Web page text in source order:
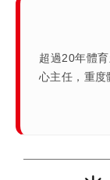
超過20年體
心主任，重度